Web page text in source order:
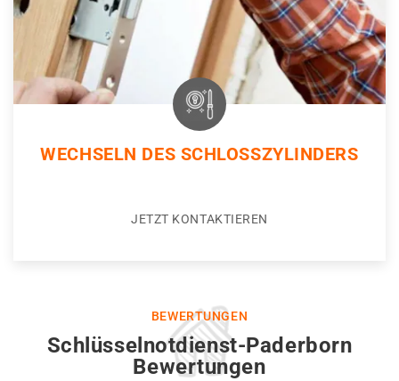
WECHSELN DES SCHLOSSZYLINDERS
JETZT KONTAKTIEREN
BEWERTUNGEN
Schlüsselnotdienst-Paderborn
Bewertungen